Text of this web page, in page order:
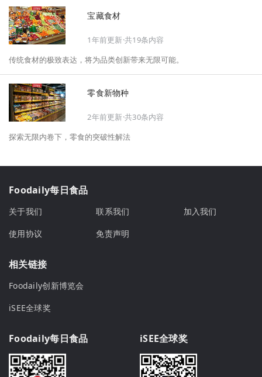
将以“创新产品”透视“未来机会”，以全球视野探寻中国机遇、增长解法，
拆解年度标杆的增长逻辑与谋篇布局，深挖“药食同源”“低GI”“老龄营
养”“清洁标签”等热门赛道的爆品基因，从趋势预判、品类创新、未来增长
机会、企业战略布局以及渠道变革等，为行业提供务实、前瞻的开年创新
宝藏食材
1年前更新·共19条内容
传统食材的极致表达，将为品类创新带来无限可能。
零食新物种
2年前更新·共30条内容
探索无限内卷下，零食的突破性解法
Foodaily每日食品
关于我们 联系我们
加入我们
使用协议
免责声明
相关链接
Foodaily创新博览会
iSEE全球奖
Foodaily每日食品 iSEE全球奖